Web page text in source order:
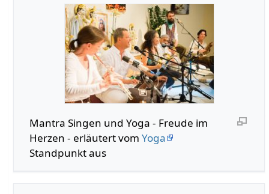
Mantra Singen und Yoga - Freude im
Herzen - erläutert vom Yoga
Standpunkt aus